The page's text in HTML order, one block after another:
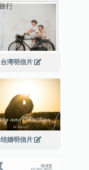
台湾明信片
结婚明信片